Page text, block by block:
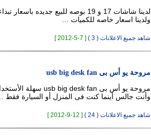
ولدينا اسعار خاصه للكميات …
شاهد جميع الاعلانات ( 3 ) [ 7-5-2012 ]
مروحة يو أس بى usb big desk fan
وأنت جالس أينما كنت فى المنزل أو السيارة فقط …
شاهد جميع الاعلانات ( 24 ) [ 12-9-2012 ]